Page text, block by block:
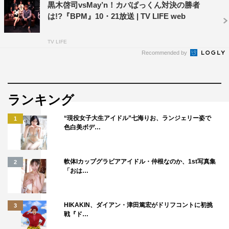
黒木啓司vsMay’n！カバぱっくん対決の勝者
は!?『BPM』10・21放送 | TV LIFE web
TV LIFE
Recommended by
ランキング
1
“現役女子大生アイドル”七海りお、ランジェリー姿で
色白美ボデ…
2
軟体Iカップグラビアアイドル・仲根なのか、1st写真集
「おは…
3
HIKAKIN、ダイアン・津田篤宏がドリフコントに初挑
戦『ド…